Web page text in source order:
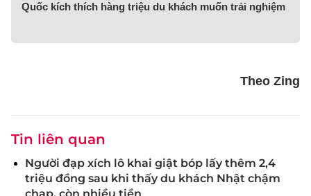
Quốc kích thích hàng triệu du khách muốn trải nghiệm
Theo Zing
Tin liên quan
Người đạp xích lô khai giật bóp lấy thêm 2,4
triệu đồng sau khi thấy du khách Nhật chậm